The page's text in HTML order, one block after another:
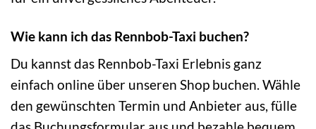
Wie kann ich das Rennbob-Taxi buchen?
Du kannst das Rennbob-Taxi Erlebnis ganz
einfach online über unseren Shop buchen. Wähle
den gewünschten Termin und Anbieter aus, fülle